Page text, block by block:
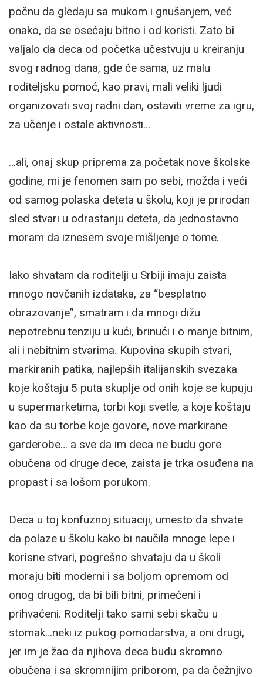
počnu da gledaju sa mukom i gnušanjem, već
onako, da se osećaju bitno i od koristi. Zato bi
valjalo da deca od početka učestvuju u kreiranju
svog radnog dana, gde će sama, uz malu
roditeljsku pomoć, kao pravi, mali veliki ljudi
organizovati svoj radni dan, ostaviti vreme za igru,
za učenje i ostale aktivnosti…
…ali, onaj skup priprema za početak nove školske
godine, mi je fenomen sam po sebi, možda i veći
od samog polaska deteta u školu, koji je prirodan
sled stvari u odrastanju deteta, da jednostavno
moram da iznesem svoje mišljenje o tome.
Iako shvatam da roditelji u Srbiji imaju zaista
mnogo novčanih izdataka, za “besplatno
obrazovanje”, smatram i da mnogi dižu
nepotrebnu tenziju u kući, brinući i o manje bitnim,
ali i nebitnim stvarima. Kupovina skupih stvari,
markiranih patika, najlepših italijanskih svezaka
koje koštaju 5 puta skuplje od onih koje se kupuju
u supermarketima, torbi koji svetle, a koje koštaju
kao da su torbe koje govore, nove markirane
garderobe… a sve da im deca ne budu gore
obučena od druge dece, zaista je trka osuđena na
propast i sa lošom porukom.
Deca u toj konfuznoj situaciji, umesto da shvate
da polaze u školu kako bi naučila mnoge lepe i
korisne stvari, pogrešno shvataju da u školi
moraju biti moderni i sa boljom opremom od
onog drugog, da bi bili bitni, primećeni i
prihvaćeni. Roditelji tako sami sebi skaču u
stomak…neki iz pukog pomodarstva, a oni drugi,
jer im je žao da njihova deca budu skromno
obučena i sa skromnijim priborom, pa da čežnjivo